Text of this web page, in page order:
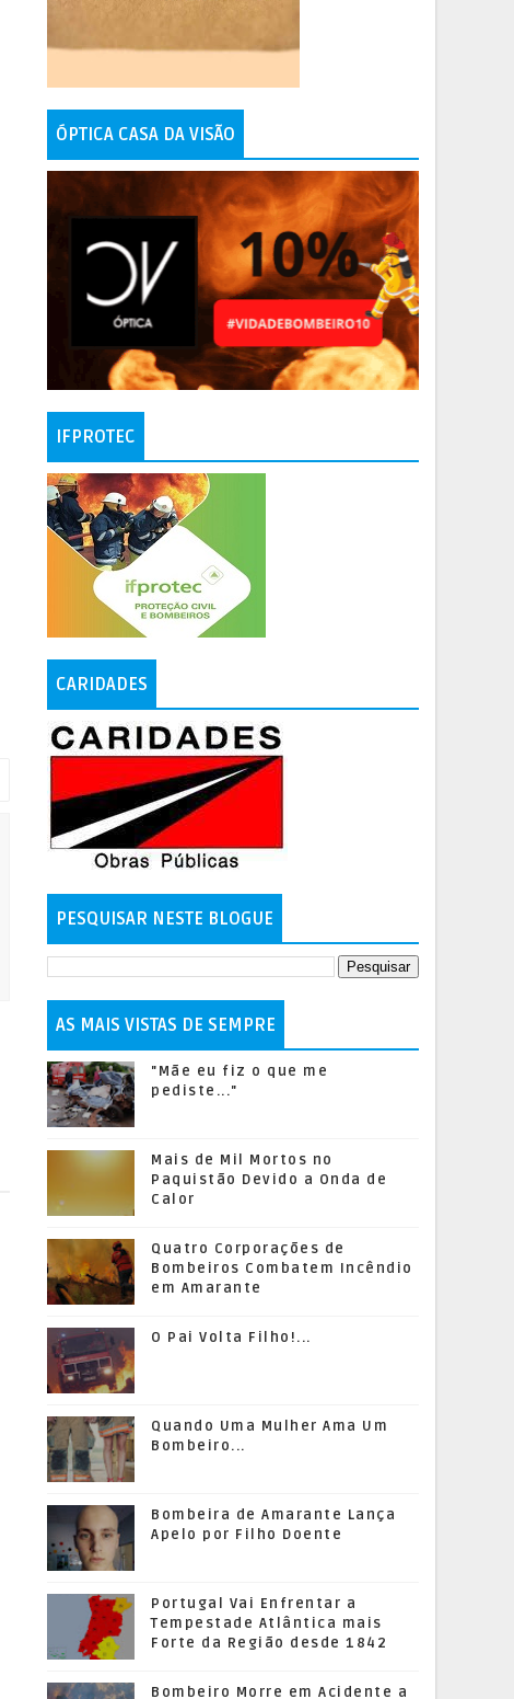
ÓPTICA CASA DA VISÃO
IFPROTEC
CARIDADES
PESQUISAR NESTE BLOGUE
AS MAIS VISTAS DE SEMPRE
"Mãe eu fiz o que me
pediste..."
Mais de Mil Mortos no
Paquistão Devido a Onda de
Calor
Quatro Corporações de
Bombeiros Combatem Incêndio
em Amarante
O Pai Volta Filho!...
Quando Uma Mulher Ama Um
Bombeiro...
Bombeira de Amarante Lança
Apelo por Filho Doente
Portugal Vai Enfrentar a
Tempestade Atlântica mais
Forte da Região desde 1842
Bombeiro Morre em Acidente a